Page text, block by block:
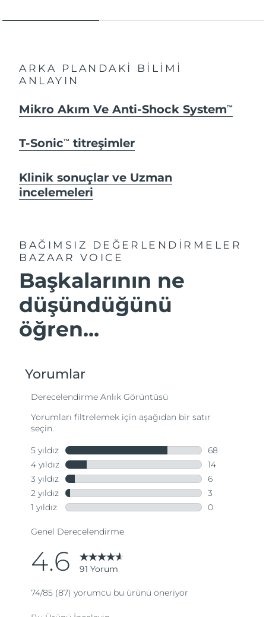
ARKA PLANDAKİ BİLİMİ
ANLAYIN
Mikro Akım Ve Anti-Shock SystemTM
T-SonicTM titreşimler
Klinik sonuçlar ve Uzman
incelemeleri
BAĞIMSIZ DEĞERLENDİRMELER
BAZAAR VOICE
Başkalarının ne
düşündüğünü
öğren...